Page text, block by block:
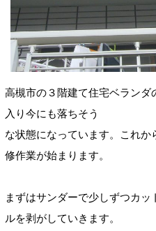
高槻市の３階建て住宅ベラン
入り今にも落ちそう
な状態になっています。これ
修作業が始まります。
まずはサンダーで少しずつカ
ルを剥がしていきます。